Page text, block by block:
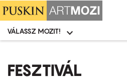
tartalomra
Moziválasztó
menü
VÁLASSZ MOZIT!
FESZTIVÁL